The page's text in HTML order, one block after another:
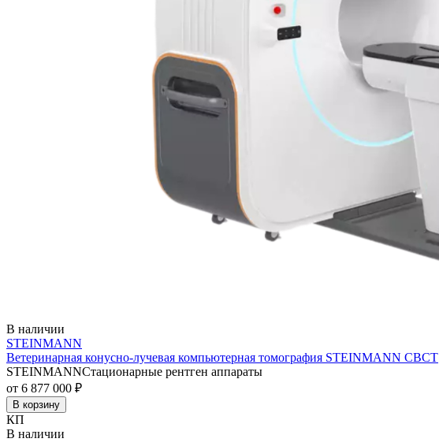
В наличии
STEINMANN
Ветеринарная конусно-лучевая компьютерная томография STEINMANN CBCT
STEINMANNСтационарные рентген аппараты
от 6 877 000 ₽
В корзину
КП
В наличии